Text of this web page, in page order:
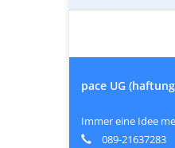
pace UG
Immer eine Idee
089-21637283